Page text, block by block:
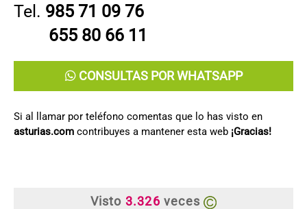
Tel. 985 71 09 76
655 80 66 11
CONSULTAS POR WHATSAPP
Si al llamar por teléfono comentas que lo has visto en
asturias.com contribuyes a mantener esta web ¡Gracias!
Visto 3.326 veces